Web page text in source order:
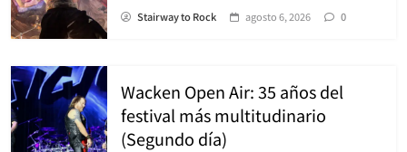
Stairway to Rock agosto 6, 2026 0
Wacken Open Air: 35 años del
festival más multitudinario
(Segundo día)